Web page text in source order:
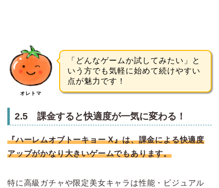
オレトマ
「どんなゲームか試してみたい」と
いう方でも気軽に始めて続けやすい
点が魅力です！
2.5 課金すると快適度が一気に変わる！
『ハーレムオブトーキョー X』は、課金による快適度
アップがかなり大きいゲームでもあります。
特に高級ガチャや限定美女キャラは性能・ビジュアル